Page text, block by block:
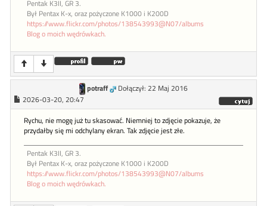
Pentak K3II, GR 3.
Był Pentax K-x, oraz pożyczone K1000 i K200D
https://www.flickr.com/photos/138543993@N07/albums
Blog o moich wędrówkach.
potraff
Dołączył: 22 Maj 2016
2026-03-20, 20:47
Rychu, nie mogę już tu skasować. Niemniej to zdjęcie pokazuje, że
przydałby się mi odchylany ekran. Tak zdjęcie jest złe.
Pentak K3II, GR 3.
Był Pentax K-x, oraz pożyczone K1000 i K200D
https://www.flickr.com/photos/138543993@N07/albums
Blog o moich wędrówkach.